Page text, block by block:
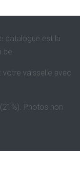
catalogue est la
votre vaisselle avec
Photos non